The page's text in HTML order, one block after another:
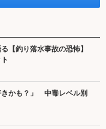
【釣り落水事故の恐怖】
きかも？」 中毒レベル別